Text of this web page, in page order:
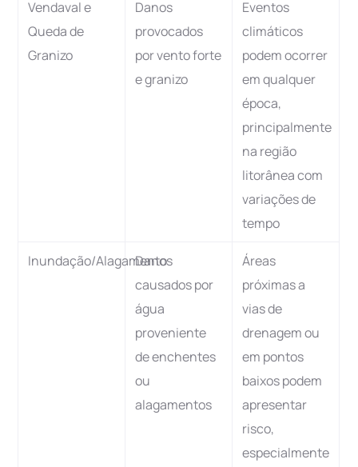
Vendaval e
Queda de
Granizo
Danos
provocados
por vento forte
e granizo
Eventos
climáticos
podem ocorrer
em qualquer
época,
principalmente
na região
litorânea com
variações de
tempo
Inundação/Alagamento
Danos
causados por
água
proveniente
de enchentes
ou
alagamentos
Áreas
próximas a
vias de
drenagem ou
em pontos
baixos podem
apresentar
risco,
especialmente